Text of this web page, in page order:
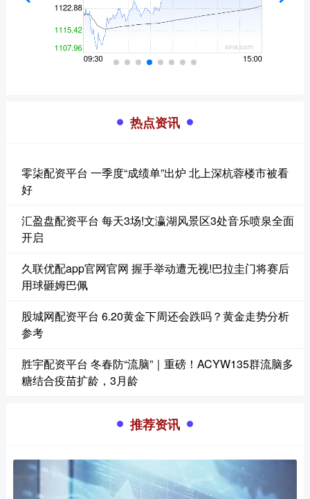
热点资讯
零柒配资平台 一季度“成绩单”出炉 北上深杭蓉楼市被看
好
汇盈盘配资平台 每天3场!文瀛湖风景区3处音乐喷泉全面
开启
久联优配app官网官网 握手举动遭无视!巴拉圭门将赛后
用球砸姆巴佩
股城网配资平台 6.20黄金下周还会跌吗？黄金走势分析
参考
胜宇配资平台 冬春防“流脑”｜重磅！ACYW135群流脑多
糖结合疫苗扩龄，3月龄
推荐资讯